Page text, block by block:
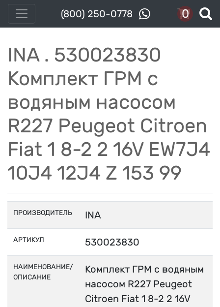
(800) 250-0778 0
INA . 530023830
Комплект ГРМ с
водяным насосом
R227 Peugeot Citroen
Fiat 1 8-2 2 16V EW7J4
10J4 12J4 Z 153 99
ПРОИЗВОДИТЕЛЬ INA
АРТИКУЛ 530023830
НАИМЕНОВАНИЕ/
ОПИСАНИЕ
Комплект ГРМ с водяным
насосом R227 Peugeot
Citroen Fiat 1 8-2 2 16V